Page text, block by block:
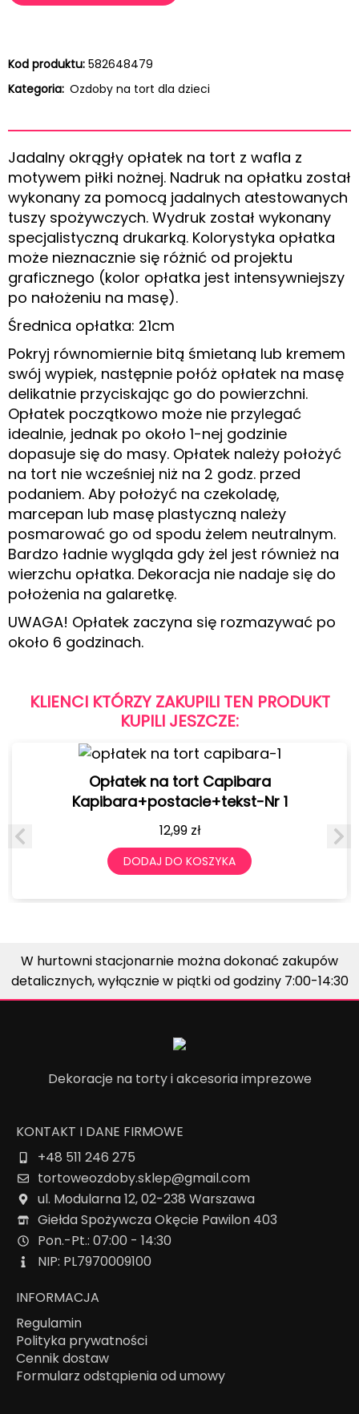
Kod produktu: 582648479
Kategoria: Ozdoby na tort dla dzieci
Jadalny okrągły opłatek na tort z wafla z
motywem piłki nożnej. Nadruk na opłatku został
wykonany za pomocą jadalnych atestowanych
tuszy spożywczych. Wydruk został wykonany
specjalistyczną drukarką. Kolorystyka opłatka
może nieznacznie się różnić od projektu
graficznego (kolor opłatka jest intensywniejszy
po nałożeniu na masę).
Średnica opłatka: 21cm
Pokryj równomiernie bitą śmietaną lub kremem
swój wypiek, następnie połóż opłatek na masę
delikatnie przyciskając go do powierzchni.
Opłatek początkowo może nie przylegać
idealnie, jednak po około 1-nej godzinie
dopasuje się do masy. Opłatek należy położyć
na tort nie wcześniej niż na 2 godz. przed
podaniem. Aby położyć na czekoladę,
marcepan lub masę plastyczną należy
posmarować go od spodu żelem neutralnym.
Bardzo ładnie wygląda gdy żel jest również na
wierzchu opłatka. Dekoracja nie nadaje się do
położenia na galaretkę.
UWAGA! Opłatek zaczyna się rozmazywać po
około 6 godzinach.
KLIENCI KTÓRZY ZAKUPILI TEN PRODUKT
KUPILI JESZCZE:
Opłatek na tort Capibara
Kapibara+postacie+tekst-Nr 1
12,99 zł
DODAJ DO KOSZYKA
W hurtowni stacjonarnie można dokonać zakupów
detalicznych, wyłącznie w piątki od godziny 7:00-14:30
Dekoracje na torty i akcesoria imprezowe
KONTAKT I DANE FIRMOWE
+48 511 246 275
tortoweozdoby.sklep@gmail.com
ul. Modularna 12, 02-238 Warszawa
Giełda Spożywcza Okęcie Pawilon 403
Pon.-Pt.: 07:00 - 14:30
NIP: PL7970009100
INFORMACJA
Regulamin
Polityka prywatności
Cennik dostaw
Formularz odstąpienia od umowy